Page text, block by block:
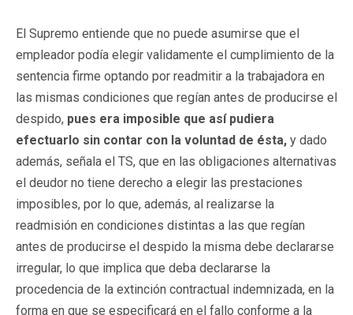
El Supremo entiende que no puede asumirse que el
empleador podía elegir validamente el cumplimiento de la
sentencia firme optando por readmitir a la trabajadora en
las mismas condiciones que regían antes de producirse el
despido, pues era imposible que así pudiera
efectuarlo sin contar con la voluntad de ésta, y dado
además, señala el TS, que en las obligaciones alternativas
el deudor no tiene derecho a elegir las prestaciones
imposibles, por lo que, además, al realizarse la
readmisión en condiciones distintas a las que regían
antes de producirse el despido la misma debe declararse
irregular, lo que implica que deba declararse la
procedencia de la extinción contractual indemnizada, en la
forma en que se especificará en el fallo conforme a la